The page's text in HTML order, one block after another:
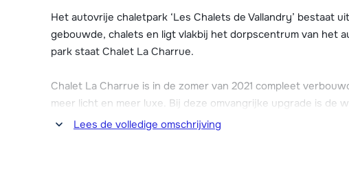
Het autovrije chaletpark ‘Les Chalets de Vallandry’ bestaat
gebouwde, chalets en ligt vlakbij het dorpscentrum van het
park staat Chalet La Charrue.
Chalet La Charrue is in de zomer van 2021 compleet
meer licht en meer luxe. Bij deze omvangrijke upgrade is de
waardoor de woonkamer veel ruimer is geworden.
Lees de volledige omschrijving